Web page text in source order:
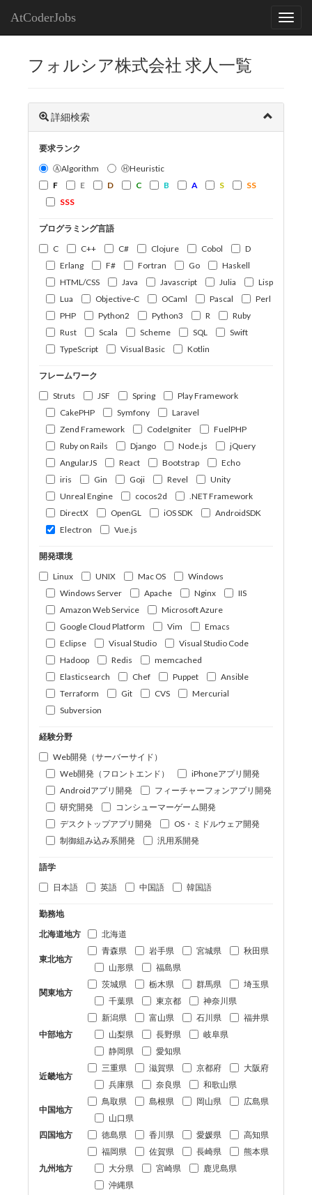
AtCoderJobs
フォルシア株式会社 求人一覧
詳細検索
要求ランク
ⒶAlgorithm
ⒽHeuristic
F
E D C B A S
SS
SSS
プログラミング言語
C
C++ C# Clojure Cobol
D
Erlang
F# Fortran Go
Haskell
HTML/CSS
Java Javascript Julia
Lisp
Lua
Objective-C OCaml Pascal
Perl
PHP
Python2 Python3 R
Ruby
Rust
Scala Scheme SQL
Swift
TypeScript
Visual Basic Kotlin
フレームワーク
Struts
JSF Spring
Play Framework
CakePHP
Symfony
Laravel
Zend Framework
CodeIgniter
FuelPHP
Ruby on Rails
Django Node.js
jQuery
AngularJS
React Bootstrap
Echo
iris
Gin Goji Revel
Unity
Unreal Engine
cocos2d
.NET Framework
DirectX
OpenGL iOS SDK
AndroidSDK
Electron
Vue.js
開発環境
Linux
UNIX Mac OS
Windows
Windows Server
Apache Nginx
IIS
Amazon Web Service
Microsoft Azure
Google Cloud Platform
Vim
Emacs
Eclipse
Visual Studio
Visual Studio Code
Hadoop
Redis
memcached
Elasticsearch
Chef Puppet
Ansible
Terraform
Git CVS
Mercurial
Subversion
経験分野
Web開発（サーバーサイド）
Web開発（フロントエンド）
iPhoneアプリ開発
Androidアプリ開発
フィーチャーフォンアプリ開発
研究開発
コンシューマーゲーム開発
デスクトップアプリ開発
OS・ミドルウェア開発
制御組み込み系開発
汎用系開発
語学
日本語
英語 中国語 韓国語
勤務地
北海道地方
北海道
東北地方
青森県 岩手県 宮城県
秋田県
山形県
福島県
関東地方
茨城県 栃木県 群馬県
埼玉県
千葉県
東京都 神奈川県
中部地方
新潟県 富山県 石川県
福井県
山梨県
長野県
岐阜県
静岡県
愛知県
近畿地方
三重県 滋賀県 京都府
大阪府
兵庫県
奈良県 和歌山県
中国地方
鳥取県 島根県 岡山県
広島県
山口県
四国地方
徳島県 香川県 愛媛県 高知県
九州地方
福岡県 佐賀県 長崎県
熊本県
大分県
宮崎県
鹿児島県
沖縄県